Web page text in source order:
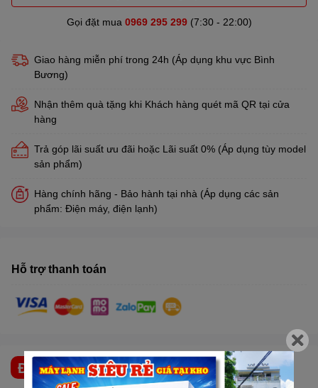
Gọi đặt mua 0969 295 299(7:30 - 22:00)
Giao hàng miễn phí trong 24h (Áp dụng khu vực Bình
Bương)
Nhận thêm quà tặng khi Khách hàng quét mã QR tại cửa
hàng
Trả góp lãi suất ưu đãi hoặc Lãi suất 0% (Áp dụng tùy model
sản phẩm)
Hàng chính hãng - Bảo hành tại nhà (Áp dụng các sản
phẩm: Điện máy, điện lạnh)
Hỗ trợ thanh toán
ĐẶC ĐIỂM NỔI BẬT